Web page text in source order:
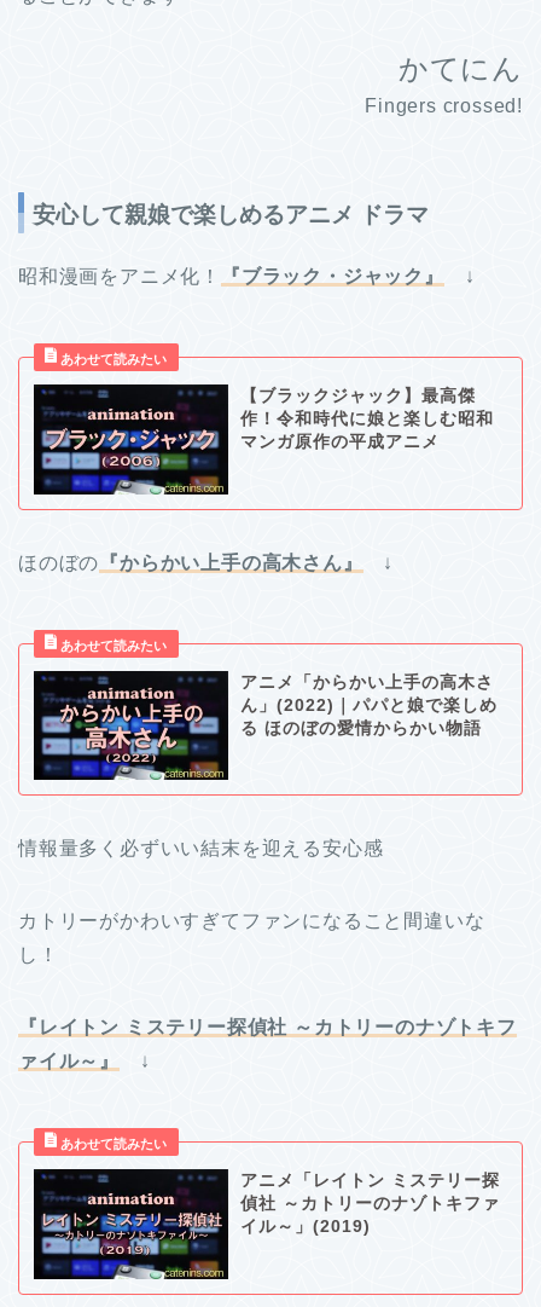
かてにん
Fingers crossed!
安心して親娘で楽しめるアニメ ドラマ
昭和漫画をアニメ化！ 『ブラック・ジャック』 ↓
【ブラックジャック】最高傑
作！令和時代に娘と楽しむ昭和
マンガ原作の平成アニメ
ほのぼの 『からかい上手の高木さん』 ↓
アニメ「からかい上手の高木さ
ん」(2022)｜パパと娘で楽しめ
る ほのぼの愛情からかい物語
情報量多く必ずいい結末を迎える安心感
カトリーがかわいすぎてファンになること間違いな
し！
『レイトン ミステリー探偵社 ～カトリーのナゾトキフ
ァイル～』
↓
アニメ「レイトン ミステリー探
偵社 ～カトリーのナゾトキファ
イル～」(2019)